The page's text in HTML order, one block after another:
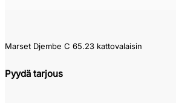
Marset Djembe C 65.23 kattovalaisin
Pyydä tarjous